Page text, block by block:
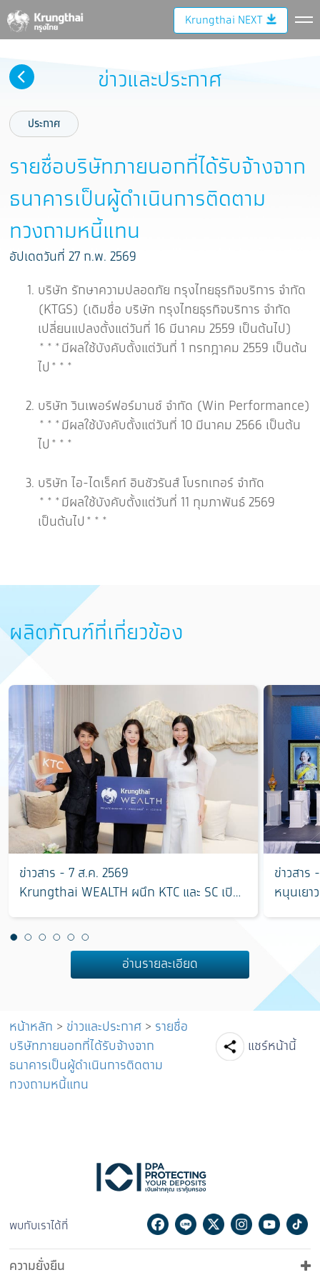
Krungthai NEXT
ข่าวและประกาศ
ประกาศ
รายชื่อบริษัทภายนอกที่ได้รับจ้างจาก
ธนาคารเป็นผู้ดำเนินการติดตาม
ทวงถามหนี้แทน
อัปเดตวันที่ 27 ก.พ. 2569
บริษัท รักษาความปลอดภัย กรุงไทยธุรกิจบริการ จำกัด
(KTGS) (เดิมชื่อ บริษัท กรุงไทยธุรกิจบริการ จำกัด
เปลี่ยนแปลงตั้งแต่วันที่ 16 มีนาคม 2559 เป็นต้นไป)
***มีผลใช้บังคับตั้งแต่วันที่ 1 กรกฎาคม 2559 เป็นต้น
ไป***
บริษัท วินเพอร์ฟอร์มานซ์ จำกัด (Win Performance)
***มีผลใช้บังคับตั้งแต่วันที่ 10 มีนาคม 2566 เป็นต้น
ไป***
บริษัท ไอ-ไดเร็คท์ อินชัวรันส์ โบรกเกอร์ จำกัด
***มีผลใช้บังคับตั้งแต่วันที่ 11 กุมภาพันธ์ 2569
เป็นต้นไป***
ผลิตภัณฑ์ที่เกี่ยวข้อง
ข่าวสาร - 7 ส.ค. 2569
Krungthai WEALTH ผนึก KTC และ SC เปิด
การบริหารความมั่งคั่งครบวงจร
ข่าวสาร
หนุนเยา
อ่านรายละเอียด
หน้าหลัก > ข่าวและประกาศ > รายชื่อ
บริษัทภายนอกที่ได้รับจ้างจาก
ธนาคารเป็นผู้ดำเนินการติดตาม
ทวงถามหนี้แทน
แชร์หน้านี้
Facebook
Line
พบกับเราได้ที่ Facebook
LineTwitterInstagram
ความยั่งยืน